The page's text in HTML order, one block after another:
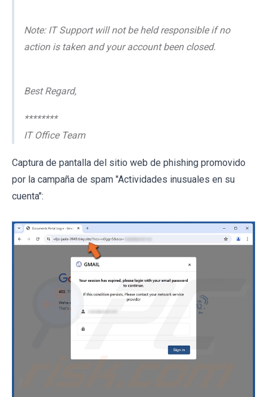
Note: IT Support will not be held responsible if no
action is taken and your account been closed.
Best Regard,
********
IT Office Team
Captura de pantalla del sitio web de phishing promovido
por la campaña de spam "Actividades inusuales en su
cuenta":